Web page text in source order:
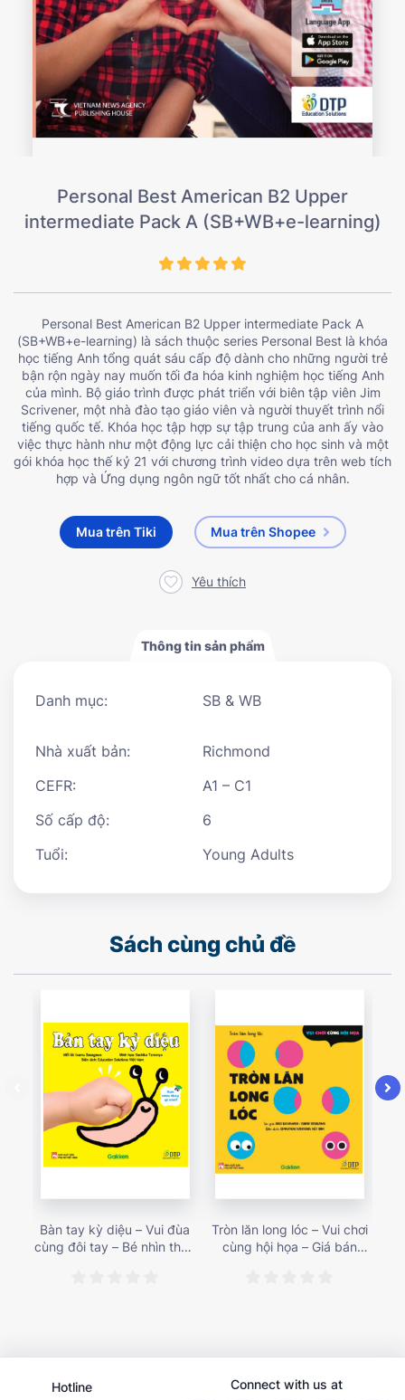
Personal Best American B2 Upper
intermediate Pack A (SB+WB+e-learning)
Personal Best American B2 Upper intermediate Pack A
(SB+WB+e-learning) là sách thuộc series Personal Best là khóa
học tiếng Anh tổng quát sáu cấp độ dành cho những người trẻ
bận rộn ngày nay muốn tối đa hóa kinh nghiệm học tiếng Anh
của mình. Bộ giáo trình được phát triển với biên tập viên Jim
Scrivener, một nhà đào tạo giáo viên và người thuyết trình nổi
tiếng quốc tế. Khóa học tập hợp sự tập trung của anh ấy vào
việc thực hành như một động lực cải thiện cho học sinh và một
gói khóa học thế kỷ 21 với chương trình video dựa trên web tích
hợp và Ứng dụng ngôn ngữ tốt nhất cho cá nhân.
Mua trên Tiki Mua trên Shopee
Yêu thích
Thông tin sản phẩm
Danh mục: SB & WB
Nhà xuất bản:
Richmond
CEFR:
A1 – C1
Số cấp độ:
6
Tuổi:
Young Adults
Sách cùng chủ đề
Bàn tay kỳ diệu – Vui đùa
cùng đôi tay – Bé nhìn thấy
Tròn lăn long lóc – Vui chơi
cùng hội họa – Giá bán
Hotline Connect with us at